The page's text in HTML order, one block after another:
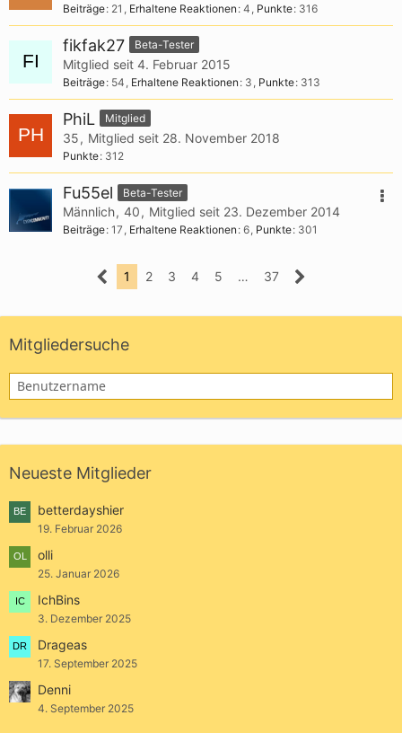
Beiträge 21 Erhaltene Reaktionen 4 Punkte 316
fikfak27 Beta-Tester
Mitglied seit 4. Februar 2015
Beiträge 54 Erhaltene Reaktionen 3 Punkte 313
PhiL Mitglied
35 Mitglied seit 28. November 2018
Punkte 312
Fu55el Beta-Tester
Männlich 40 Mitglied seit 23. Dezember 2014
Beiträge 17 Erhaltene Reaktionen 6 Punkte 301
1 2 3 4 5 … 37
Mitgliedersuche
Neueste Mitglieder
betterdayshier
19. Februar 2026
olli
25. Januar 2026
IchBins
3. Dezember 2025
Drageas
17. September 2025
Denni
4. September 2025